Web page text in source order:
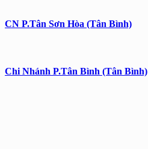
CN P.Tân Sơn Hòa (Tân Bình)
Chi Nhánh P.Tân Bình (Tân Bình)